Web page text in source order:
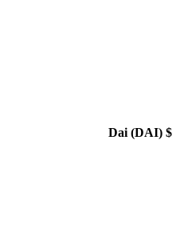
Dai (DAI) $